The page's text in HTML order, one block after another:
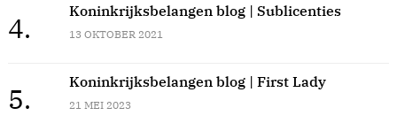
4.
Koninkrijksbelangen blog | Sublicenties
13 OKTOBER 2021
5.
Koninkrijksbelangen blog | First Lady
21 MEI 2023